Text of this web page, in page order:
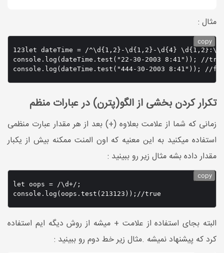
مثال :
123let dateTime = /^\d{1,2}-\d{1,2}-\d{4}
console.log(dateTime.test("22-30-2003 8:41")); //
console.log(dateTime.test("444-30-2003 8:41")); //
copy
تکرار کردن بخشی از الگو(پترن) در عبارات منظم
زمانی که شما از علامت بعلاوه (+) بعد از هر مقدار عبارت منظمی
استفاده میکنید به این معنیه که اون المنت ممکنه بیش از یکبار
مقدار داده بشه مثال زیر رو ببینید :
let oops = /\d+/;
console.log(oops.test(213123));//true
copy
البته بجای استفاده از علامت + میشه از روش دیگه ایم استفاده
کرد که پیشنهاد نمیشه .مثال زیر خط دوم رو ببینید :